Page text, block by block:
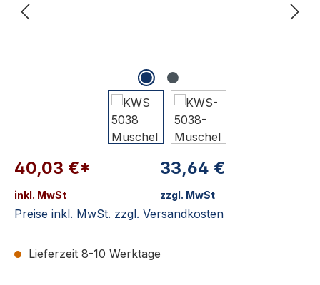
40,03 €*
inkl. MwSt
33,64 €
zzgl. MwSt
Preise inkl. MwSt. zzgl. Versandkosten
Lieferzeit 8-10 Werktage